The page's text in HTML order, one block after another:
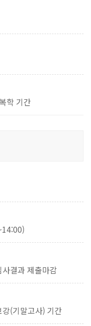
학 기간
결과 제출마감
(기말고사) 기간